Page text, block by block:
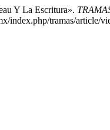
Y La Escritura».
index.php/tramas/article/